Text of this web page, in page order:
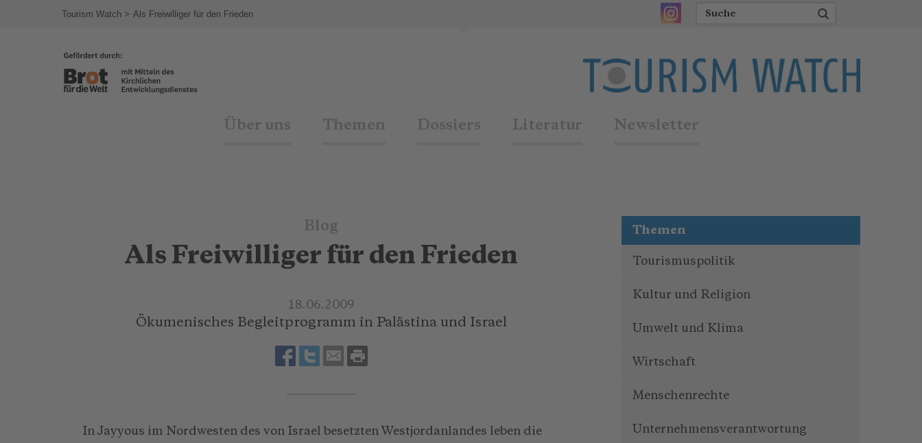
Tourism Watch Als Freiwilliger für den Frieden
Über uns Themen Dossiers Literatur Newsletter
Blog
Als Freiwilliger für den Frieden
18.06.2009
Ökumenisches Begleitprogramm in Palästina und Israel
In Jayyous im Nordwesten des von Israel besetzten Westjordanlandes leben die
Themen
Tourismuspolitik
Kultur und Religion
Umwelt und Klima
Wirtschaft
Menschenrechte
Unternehmensverantwortung